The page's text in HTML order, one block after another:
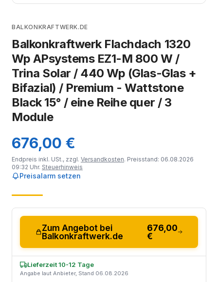
BALKONKRAFTWERK.DE
Balkonkraftwerk Flachdach 1320
Wp APsystems EZ1-M 800 W /
Trina Solar / 440 Wp (Glas-Glas +
Bifazial) / Premium - Wattstone
Black 15° / eine Reihe quer / 3
Module
676,00 €
Endpreis inkl. USt., zzgl. Versandkosten. Preisstand: 06.08.2026
09:32 Uhr. Steuerhinweis
Preisalarm setzen
Zum Angebot bei
Balkonkraftwerk.de
676,00
€
Lieferzeit 10-12 Tage
Angabe laut Anbieter, Stand 06.08.2026